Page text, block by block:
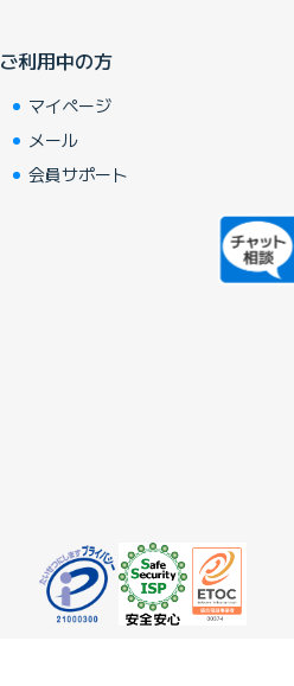
ご利用中の方
マイページ
メール
会員サポート